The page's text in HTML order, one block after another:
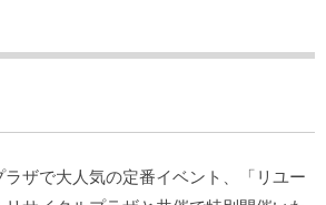
ザで大人気の定番イベント、「リユー